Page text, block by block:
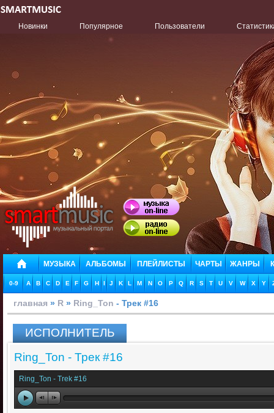
Новинки Популярное Пользователи
МУЗЫКА АЛЬБОМЫ ПЛЕЙЛИСТЫ ЧАРТЫ ЖАНРЫ
0-9 A B C D E F G H I J K L M N O P Q R S T U V W X Y
главная » R » Ring_Ton - Трек #16
ИСПОЛНИТЕЛЬ
Ring_Ton - Трек #16
Ring_Ton - Trek #16